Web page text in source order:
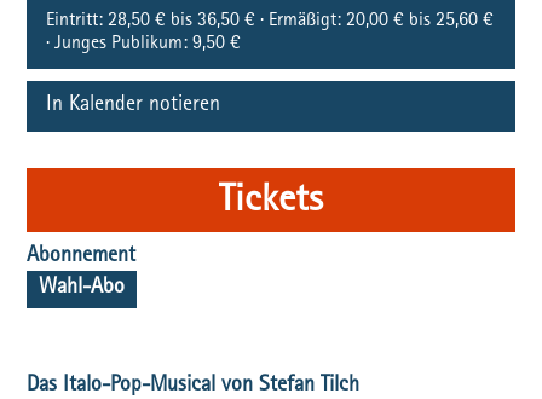
Eintritt: 28,50 € bis 36,50 € · Ermäßigt: 20,00 € bis 25,60 €
· Junges Publikum: 9,50 €
In Kalender notieren
Tickets
Abonnement
Wahl-Abo
Das Italo-Pop-Musical von Stefan Tilch